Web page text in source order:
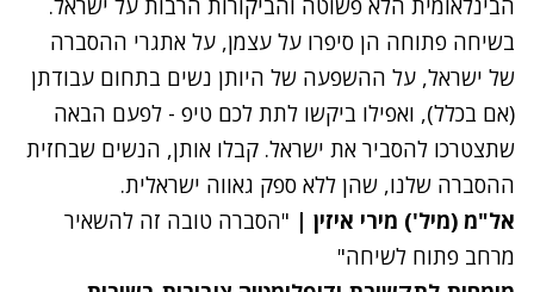
הבינלאומית הלא פשוטה והביקורות הרבות על ישראל.
בשיחה פתוחה הן סיפרו על עצמן, על אתגרי ההסברה
של ישראל, על ההשפעה של היותן נשים בתחום עבודתן
(אם בכלל), ואפילו ביקשו לתת לכם טיפ - לפעם הבאה
שתצטרכו להסביר את ישראל. קבלו אותן, הנשים שבחזית
ההסברה שלנו, שהן ללא ספק גאווה ישראלית.
אל"מ (מיל') מירי איזין | "הסברה טובה זה להשאיר
מרחב פתוח לשיחה"